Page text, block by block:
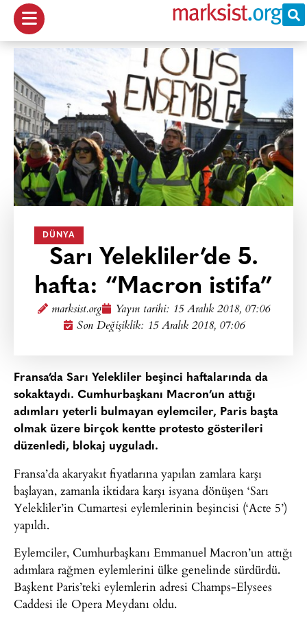
DÜNYA
Sarı Yelekliler’de 5.
hafta: “Macron istifa”
marksist.org Yayın tarihi: 15 Aralık 2018, 07:06
Son Değişiklik: 15 Aralık 2018, 07:06
Fransa’da Sarı Yelekliler beşinci haftalarında da
sokaktaydı. Cumhurbaşkanı Macron’un attığı
adımları yeterli bulmayan eylemciler, Paris başta
olmak üzere birçok kentte protesto gösterileri
düzenledi, blokaj uyguladı.
Fransa’da akaryakıt fiyatlarına yapılan zamlara karşı
başlayan, zamanla iktidara karşı isyana dönüşen ‘Sarı
Yelekliler’in Cumartesi eylemlerinin beşincisi (‘Acte 5’)
yapıldı.
Eylemciler, Cumhurbaşkanı Emmanuel Macron’un attığı
adımlara rağmen eylemlerini ülke genelinde sürdürdü.
Başkent Paris’teki eylemlerin adresi Champs-Elysees
Caddesi ile Opera Meydanı oldu.